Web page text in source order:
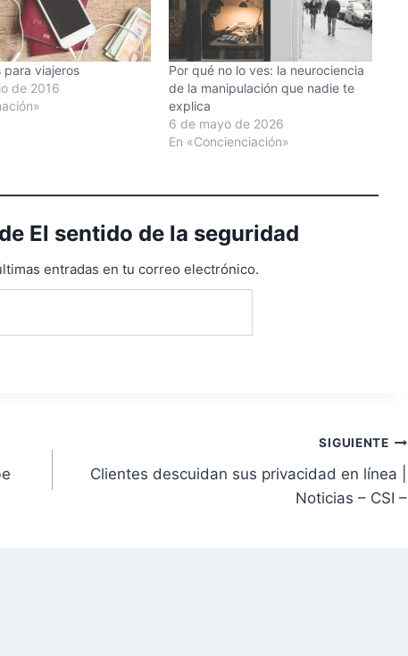
para viajeros
de 2016
Por qué no lo ves: la neurociencia
de la manipulación que nadie te
explica
6 de mayo de 2026
En «Concienciación»
El sentido de la seguridad
entradas en tu correo electrónico.
SIGUIENTE
Clientes descuidan sus privacidad en línea |
Noticias – CSI –